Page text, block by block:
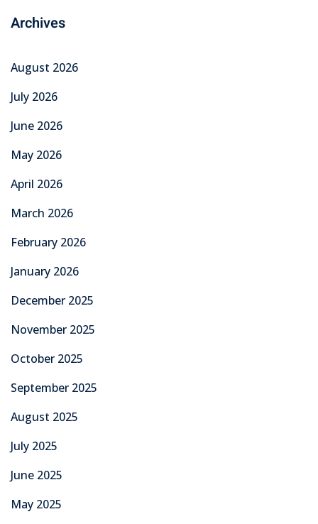
Archives
August 2026
July 2026
June 2026
May 2026
April 2026
March 2026
February 2026
January 2026
December 2025
November 2025
October 2025
September 2025
August 2025
July 2025
June 2025
May 2025